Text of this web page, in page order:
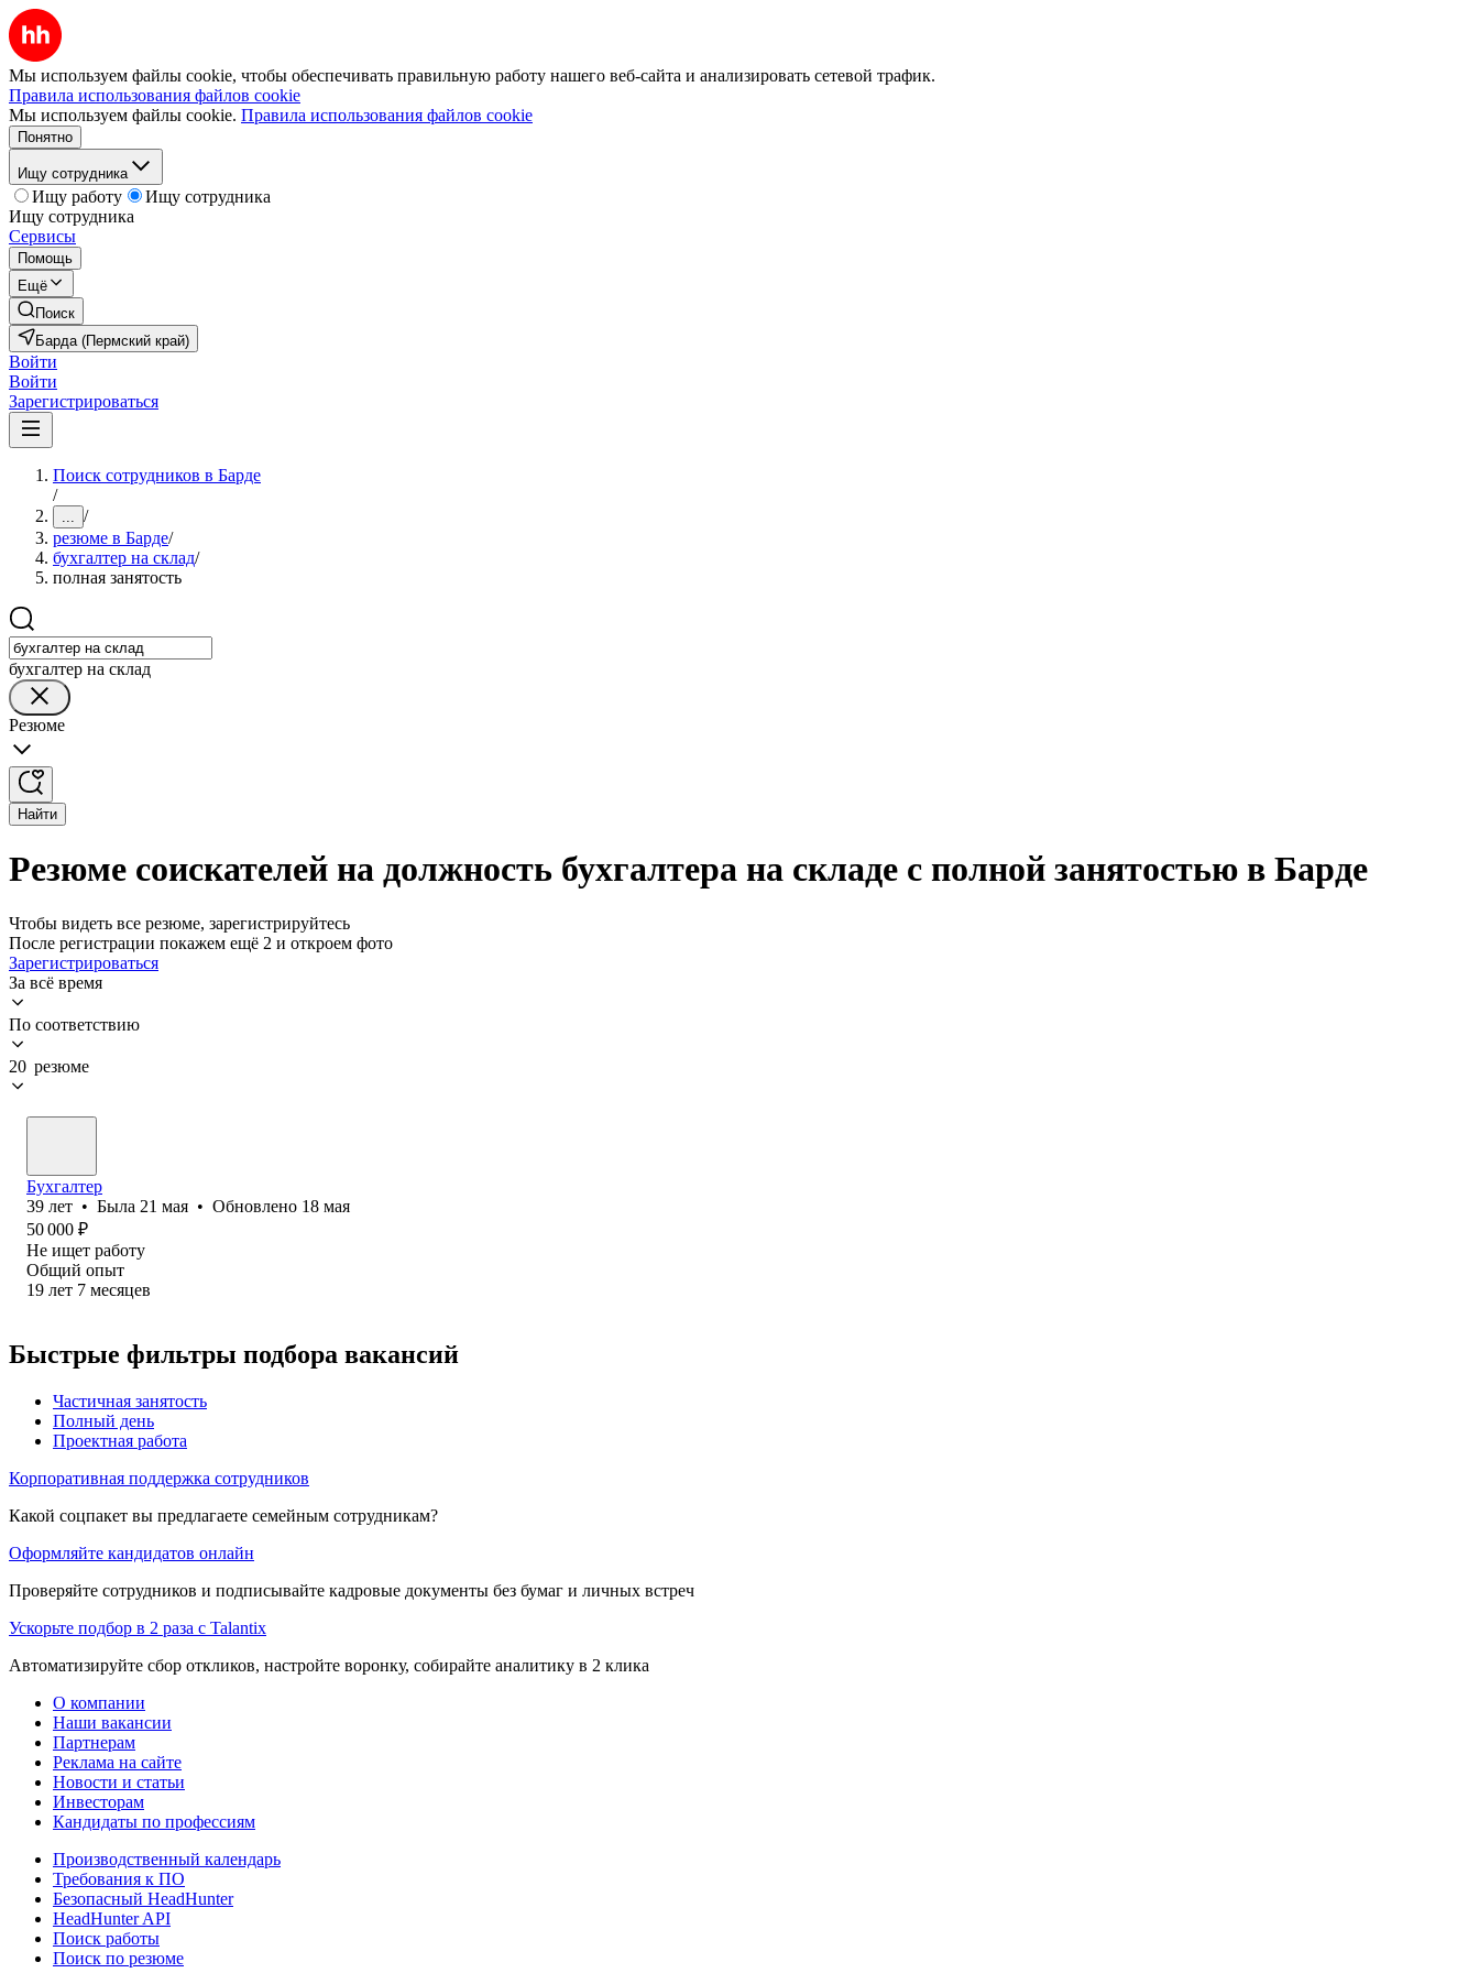
Мы используем файлы cookie, чтобы обеспечивать правильную работу нашего веб-сайта и анализировать сетевой трафик.
Правила использования файлов cookie
Мы используем файлы cookie. Правила использования файлов cookie
Понятно
Ищу сотрудника
Ищу работу
Ищу сотрудника
Ищу сотрудника
Сервисы
Помощь
Ещё
Поиск
Барда (Пермский край)
Войти
Войти
Зарегистрироваться
Поиск сотрудников в Барде
/
... /
резюме в Барде/
бухгалтер на склад/
полная занятость
бухгалтер на склад
Резюме
Найти
Резюме соискателей на должность бухгалтера на складе с полной занятостью в Барде
Чтобы видеть все резюме, зарегистрируйтесь
После регистрации покажем ещё 2 и откроем фото
Зарегистрироваться
За всё время
По соответствию
20 резюме
Бухгалтер
39 лет • Была 21 мая • Обновлено 18 мая
50 000 ₽
Не ищет работу
Общий опыт
19 лет 7 месяцев
Быстрые фильтры подбора вакансий
Частичная занятость
Полный день
Проектная работа
Корпоративная поддержка сотрудников
Какой соцпакет вы предлагаете семейным сотрудникам?
Оформляйте кандидатов онлайн
Проверяйте сотрудников и подписывайте кадровые документы без бумаг и личных встреч
Ускорьте подбор в 2 раза с Talantix
Автоматизируйте сбор откликов, настройте воронку, собирайте аналитику в 2 клика
О компании
Наши вакансии
Партнерам
Реклама на сайте
Новости и статьи
Инвесторам
Кандидаты по профессиям
Производственный календарь
Требования к ПО
Безопасный HeadHunter
HeadHunter API
Поиск работы
Поиск по резюме